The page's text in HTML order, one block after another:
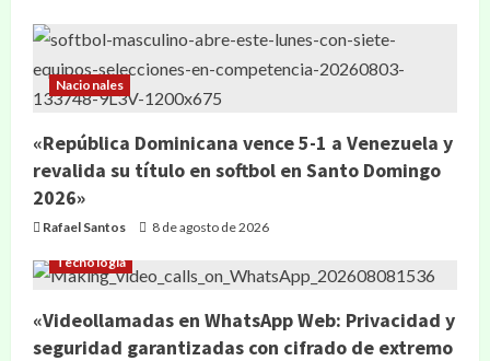
Nacionales
«República Dominicana vence 5-1 a Venezuela y
revalida su título en softbol en Santo Domingo
2026»
Rafael Santos 8 de agosto de 2026
Tecnología
«Videollamadas en WhatsApp Web: Privacidad y
seguridad garantizadas con cifrado de extremo